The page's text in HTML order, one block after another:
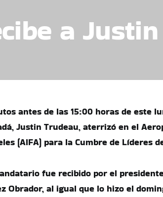
a
antes de las 15:00 horas de este
Justin Trudeau, aterrizó en el
(AIFA) para la Cumbre de Líderes
fue recibido por el
Obrador, al igual que lo hizo el